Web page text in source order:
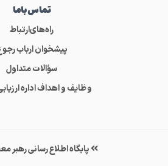
تماس‌باما
راه‌های‌ارتباط
پیشخوان ارباب
سؤالات متداول
وظایف و اهداف اداره
پایگاه اطلاع رسانی رهبر